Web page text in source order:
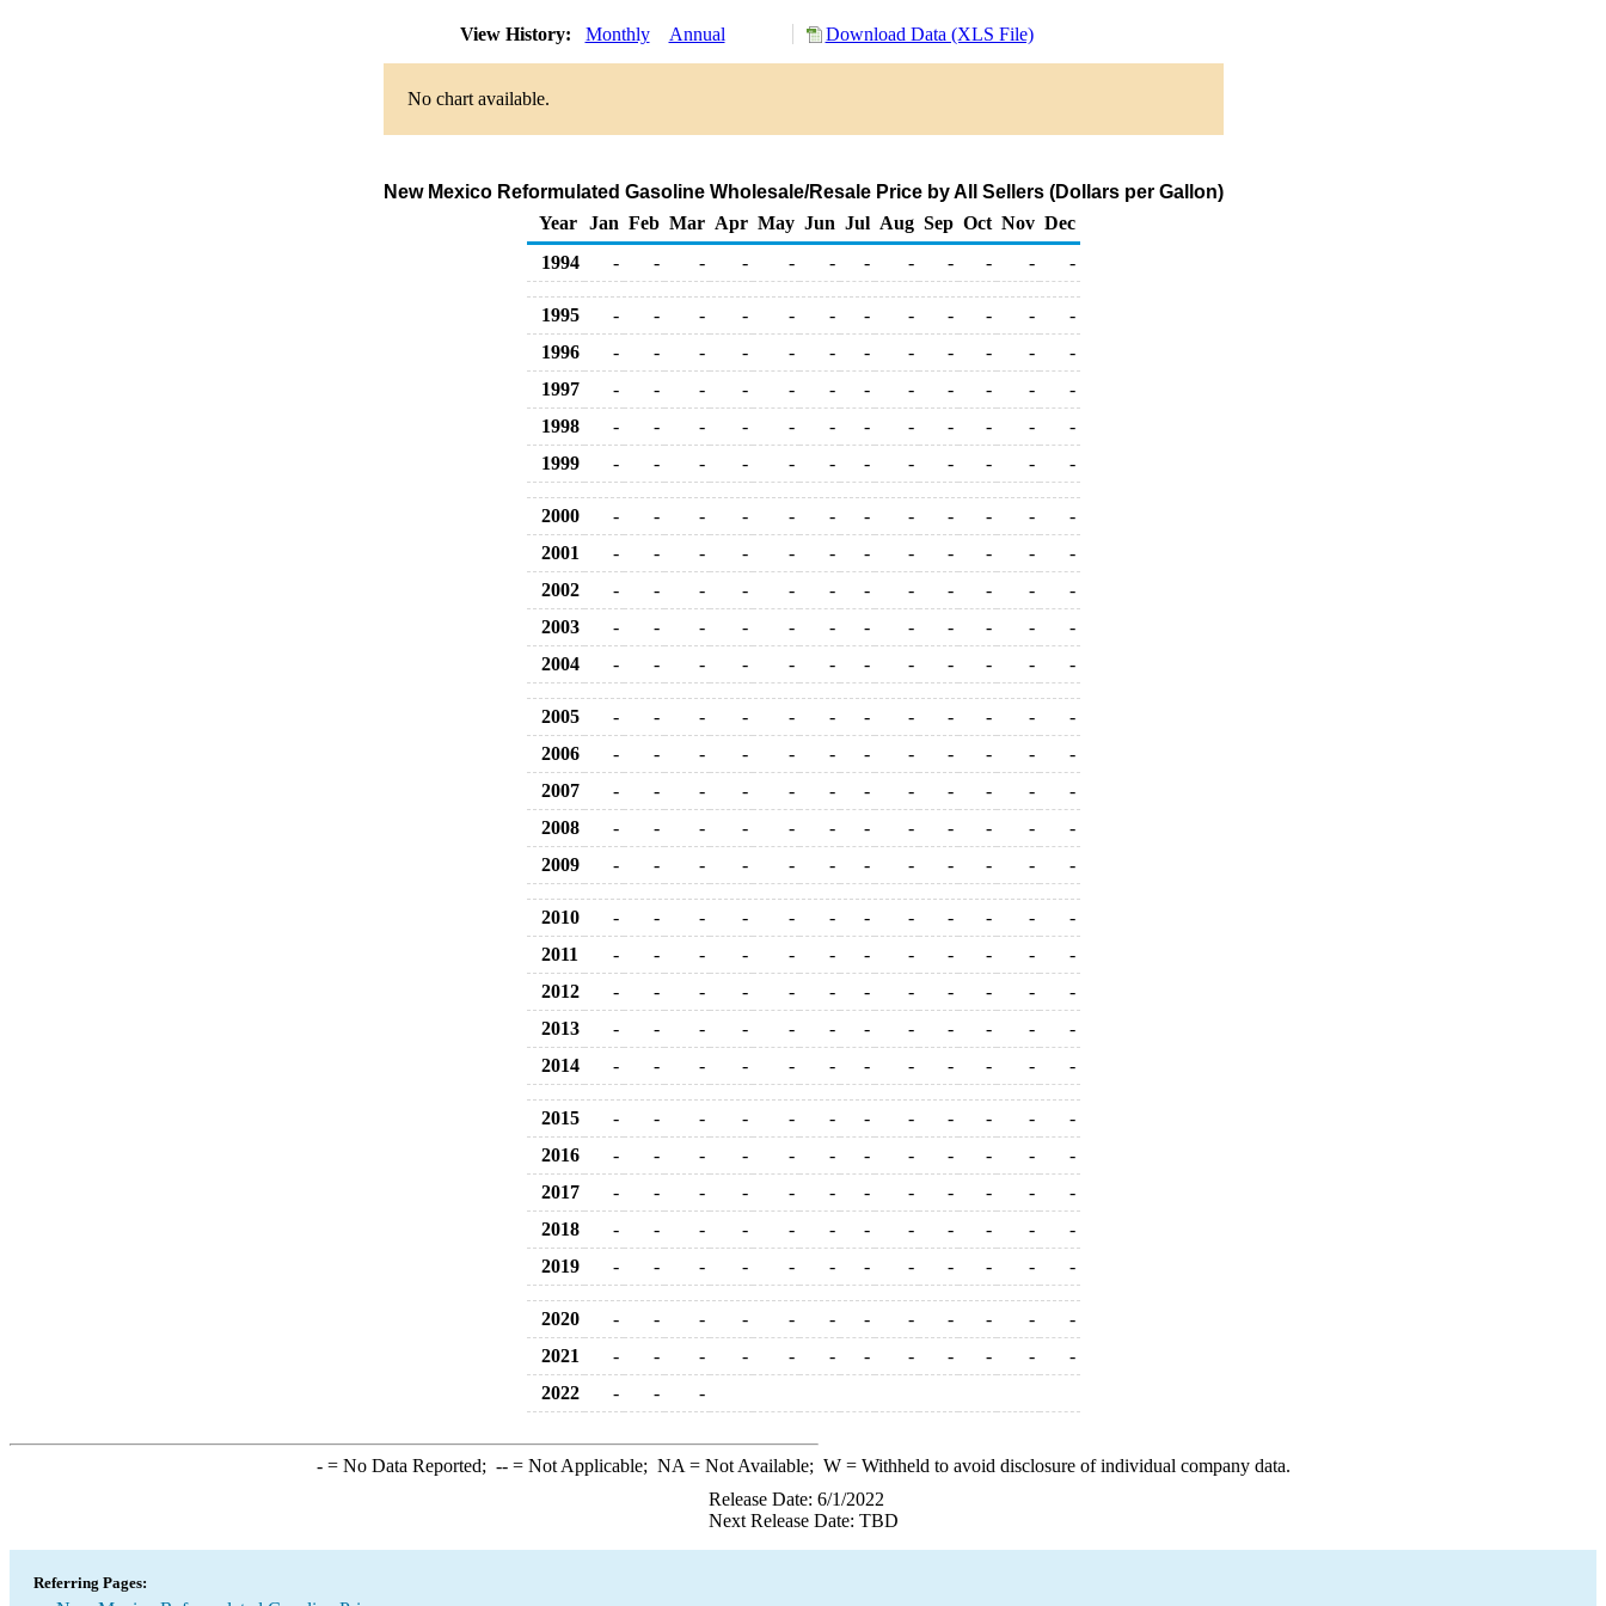
View History: Monthly Annual Download Data (XLS File)
No chart available.
New Mexico Reformulated Gasoline Wholesale/Resale Price by All Sellers (Dollars per Gallon)
Year
Jan Feb Mar Apr May Jun Jul Aug Sep Oct Nov Dec
1994
- - - - - - - - - - - -
1995 - - - - - - - - - - -
-
1996
- - - - - - - - - - -
-
1997
- - - - - - - - - - -
-
1998
- - - - - - - - - - -
-
1999
- - - - - - - - - - - -
2000 - - - - - - - - - - -
-
2001
- - - - - - - - - - -
-
2002
- - - - - - - - - - -
-
2003
- - - - - - - - - - -
-
2004
- - - - - - - - - - - -
2005 - - - - - - - - - - -
-
2006
- - - - - - - - - - -
-
2007
- - - - - - - - - - -
-
2008
- - - - - - - - - - -
-
2009
- - - - - - - - - - - -
2010 - - - - - - - - - - -
-
2011
- - - - - - - - - - -
-
2012
- - - - - - - - - - -
-
2013
- - - - - - - - - - -
-
2014
- - - - - - - - - - - -
2015 - - - - - - - - - - -
-
2016
- - - - - - - - - - -
-
2017
- - - - - - - - - - -
-
2018
- - - - - - - - - - -
-
2019
- - - - - - - - - - - -
2020 - - - - - - - - - - -
-
2021
- - - - - - - - - - -
-
2022
- - -
-= No Data Reported; --= Not Applicable; NA = Not Available; W= Withheld to avoid disclosure of individual company data.
Release Date: 6/1/2022
Next Release Date: TBD
Referring Pages: